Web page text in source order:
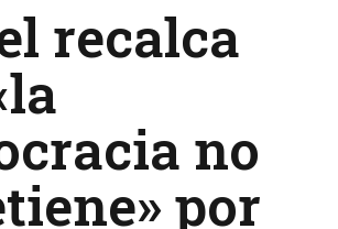
recalca
no
por